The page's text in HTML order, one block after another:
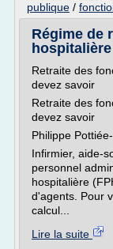
publique /
Régime de
Retraite des
devez savoir
Retraite des
devez savoir
Philippe
Infirmier, aide-
personnel
hospitalière
d'agents. Pour
calcul...
Lire la suite